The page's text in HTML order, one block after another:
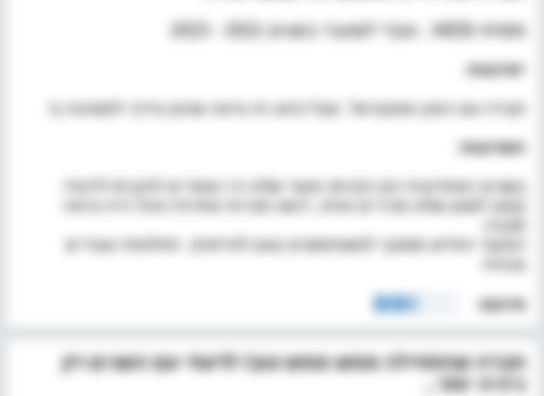
מפתח WEB , עובד לשעבר בשנים 2021 - 2023
יתרונות:
חברה עם המון פוטנציאל. אבל כרגע זה נראה שהם בדרך לפשיטה ף.
חסרונות:
בשנים האחרונות הם הכניסו מוצר שלא היו אמורים להכניס לדעתי.
קפצו לשוק שלא מכירים אותו, רכשו חברות אחרות והכל היה נראה
המוצר החדש מסובך למשתמשים (וגם לפיתוח). תחלופת עובדים
סיכום:
חברה שהתחילה ממש ממש טוב! לדעתי עם השנים רק
ניהיה יותר...